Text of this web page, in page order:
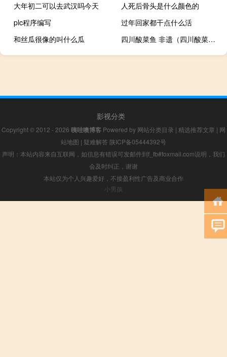
大年初二可以去武汉吗今天
人死后骨头是什么颜色的
plc程序编写
过年回家都干点什么活
和丝瓜很像的叫什么瓜
四川酸菜鱼 非遗（四川酸菜鱼）
影视分类
Copyright © 2012 - 2026 咦哇噢博客 Powered by 网站分类目录 | 精选推荐文章 | 网
站地图 | 疑难解答 陕ICP备05444392号
声明：本站内容来自互联网，如信息有错误可发邮件到f_fb#foxmail.com说明，我们
会及时纠正，谢谢
本站仅为个人兴趣爱好，不接盈利性广告及商业合作
小男孩